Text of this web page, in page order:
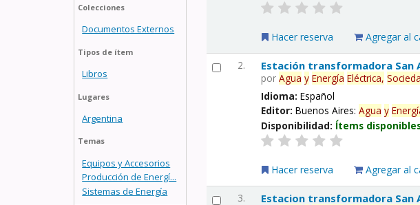
Colecciones
Documentos Externos
Tipos de ítem
Libros
Lugares
Argentina
Temas
Equipos y Accesorios
Producción de Energí...
Sistemas de Energía
Hacer reserva Agregar al
2. Estación transformadora San
porAgua y Energía Eléctrica,
Idioma:Español
Editor:Buenos Aires:Agua y
Disponibilidad: Ítems
Hacer reserva Agregar al
3. Estacion transformadora San